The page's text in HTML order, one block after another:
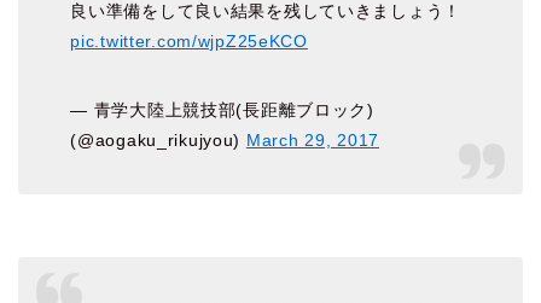
良い準備をして良い結果を残していきましょう！
pic.twitter.com/wjpZ25eKCO
— 青学大陸上競技部(長距離ブロック)
(@aogaku_rikujyou) March 29, 2017